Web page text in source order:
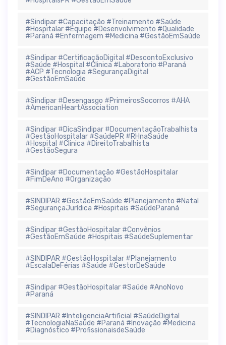
#Sindipar #Capacitação #Treinamento #Saúde
#Hospitalar #Equipe #Desenvolvimento #Qualidade
#Paraná #Enfermagem #Medicina #GestãoEmSaúde
#Sindipar #CertificaçãoDigital #DescontoExclusivo
#Saúde #Hospital #Clinica #Laboratorio #Paraná
#ACP #Tecnologia #SegurançaDigital
#GestãoEmSaúde
#Sindipar #Desengasgo #PrimeirosSocorros #AHA
#AmericanHeartAssociation
#Sindipar #DicaSindipar #DocumentaçãoTrabalhista
#GestãoHospitalar #SaúdePR #RHnaSaúde
#Hospital #Clinica #DireitoTrabalhista
#GestãoSegura
#Sindipar #Documentação #GestãoHospitalar
#FimDeAno #Organização
#SINDIPAR #GestãoEmSaúde #Planejamento #Natal
#SegurançaJurídica #Hospitais #SaúdeParaná
#Sindipar #GestãoHospitalar #Convênios
#GestãoEmSaúde #Hospitais #SaúdeSuplementar
#SINDIPAR #GestãoHospitalar #Planejamento
#EscalaDeFérias #Saúde #GestorDeSaúde
#Sindipar #GestãoHospitalar #Saúde #AnoNovo
#Paraná
#SINDIPAR #InteligenciaArtificial #SaúdeDigital
#TecnologiaNaSaúde #Paraná #Inovação #Medicina
#Diagnóstico #ProfissionaisdeSaúde